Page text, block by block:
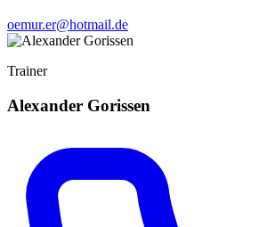
oemur.er@hotmail.de
Trainer
Alexander Gorissen